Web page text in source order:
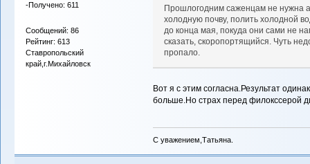
-Получено: 611
Сообщений: 86
Рейтинг: 613
Ставропольский
край,г.Михайловск
Прошлогодним саженцам не нужна
холодную почву, полить холодной
до конца мая, покуда они сами не
сказать, скоропортящийся. Чуть
пропало.
Вот я с этим согласна.Результат
больше.Но страх перед филокссерой
С уважением,Татьяна.